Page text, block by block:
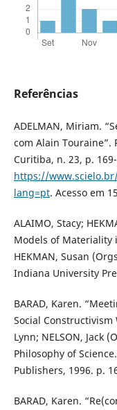
Referências
ADELMAN, Miriam.
com Alain Touraine”.
Curitiba, n. 23, p.
https://www.scielo.br/
lang=pt. Acesso em
ALAIMO, Stacy;
Models of Materiality
HEKMAN, Susan
Indiana University
BARAD, Karen.
Social Constructivism
Lynn; NELSON, Jack
Philosophy of
Publishers, 1996. p.
BARAD, Karen.